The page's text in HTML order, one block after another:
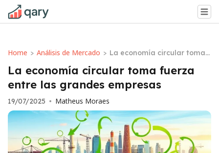
Home > Análisis de Mercado > La economía circular toma f
uerza entre las grandes em
presas
La economía circular toma fuerza
entre las grandes empresas
19/07/2025 • Matheus Moraes